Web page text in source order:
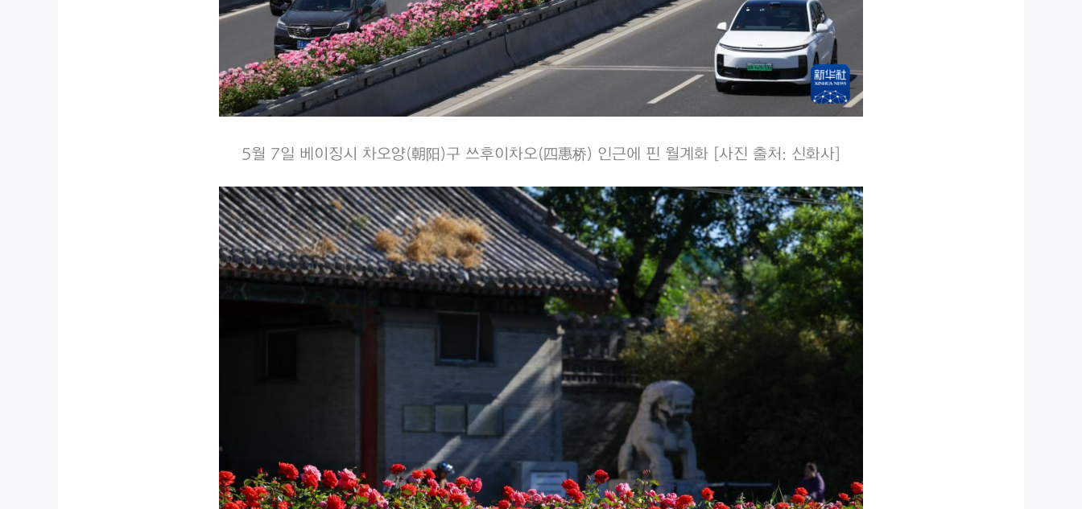
5월 7일 베이징시 차오양(朝阳)구 쓰후이차오(四惠桥) 인근에 핀 월계화 [사진 출처: 신화사]